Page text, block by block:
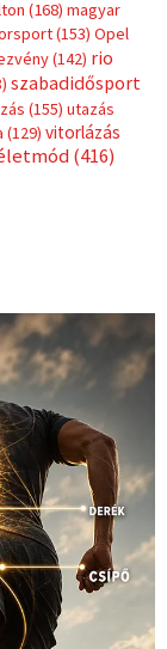
kickbox(204)
(168)
magyar
(153)
Opel
(142)
rio
szabadidősport
(155)utazás
(129)
vitorlázás
(416)